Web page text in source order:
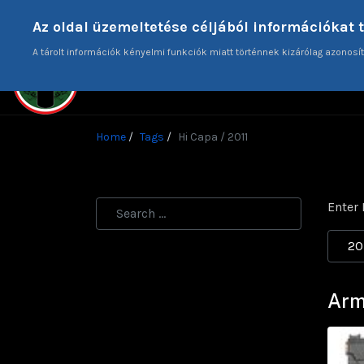
Donate
Home Tags Hi Capa / 2011
Enter
Az oldal üzemeltetése céljából
A tárolt információk kényelmi funkciók miatt történnek kizárólag